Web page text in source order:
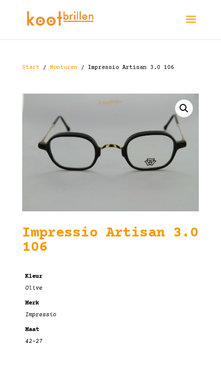
Start/ Monturen/ Impressio Artisan 3.0 106
Impressio Artisan 3.0
106
Kleur
Olive
Merk
Impressio
Maat
42-27